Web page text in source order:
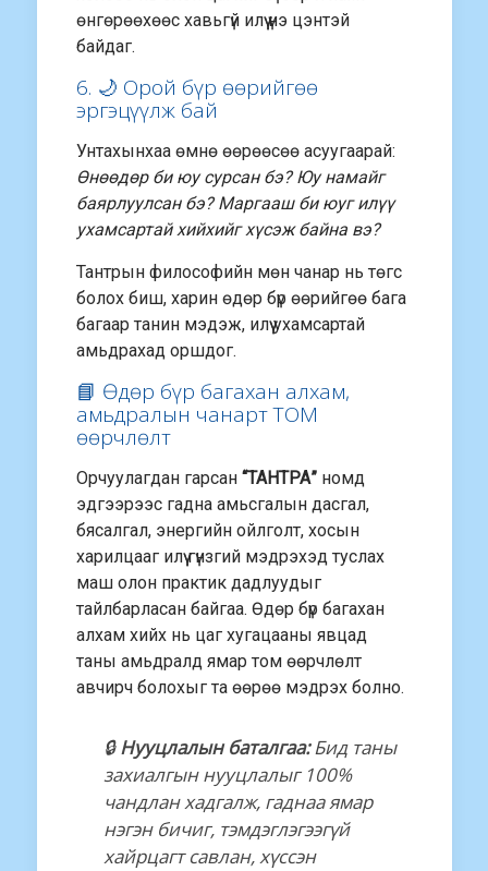
өнгөрөөхөөс хавьгүй илүү үнэ цэнтэй
байдаг.
6. 🌙 Орой бүр өөрийгөө
эргэцүүлж бай
Унтахынхаа өмнө өөрөөсөө асуугаарай:
Өнөөдөр би юу сурсан бэ? Юу намайг
баярлуулсан бэ? Маргааш би юуг илүү
ухамсартай хийхийг хүсэж байна вэ?
Тантрын философийн мөн чанар нь төгс
болох биш, харин өдөр бүр өөрийгөө бага
багаар танин мэдэж, илүү ухамсартай
амьдрахад оршдог.
📘 Өдөр бүр багахан алхам,
амьдралын чанарт ТОМ
өөрчлөлт
Орчуулагдан гарсан“ТАНТРА” номд
эдгээрээс гадна амьсгалын дасгал,
бясалгал, энергийн ойлголт, хосын
харилцааг илүү гүнзгий мэдрэхэд туслах
маш олон практик дадлуудыг
тайлбарласан байгаа. Өдөр бүр багахан
алхам хийх нь цаг хугацааны явцад
таны амьдралд ямар том өөрчлөлт
авчирч болохыг та өөрөө мэдрэх болно.
🔒Нууцлалын баталгаа:Бид таны
захиалгын нууцлалыг 100%
чандлан хадгалж, гаднаа ямар
нэгэн бичиг, тэмдэглэгээгүй
хайрцагт савлан, хүссэн